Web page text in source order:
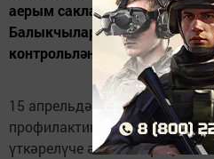
аерым сакланучы сулыклар
Балыкчыларның балык тоту
контрольләнәчәк. фото:
15 апрельдән 15 июньгә
профилактик операциясе
үткәрелүче әлеге операция